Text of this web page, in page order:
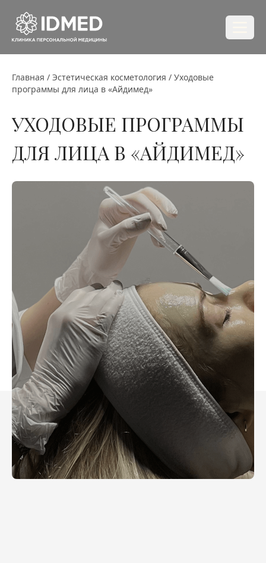
Главная / Эстетическая косметология / Уходовые
программы для лица в «Айдимед»
УХОДОВЫЕ ПРОГРАММЫ
ДЛЯ ЛИЦА В «АЙДИМЕД»